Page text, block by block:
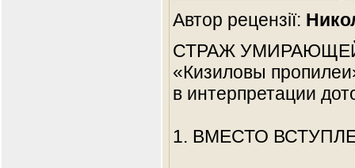
Автор рецензії:
СТРАЖ
«Кизиловы
в интерпретации
1. ВМЕСТО